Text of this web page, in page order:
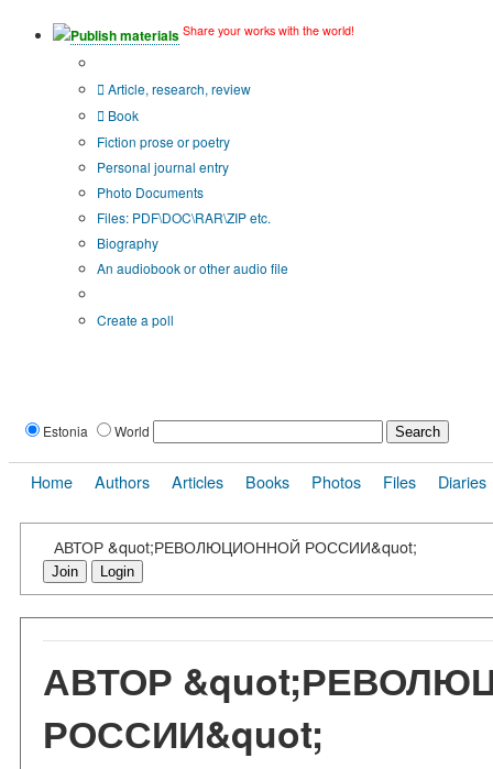
Publish materials Share your works with the world!
Article, research, review
Book
Fiction prose or poetry
Personal journal entry
Photo Documents
Files: PDF\DOC\RAR\ZIP etc.
Biography
An audiobook or other audio file
Create a poll
Estonia World
Home Authors Articles Books Photos Files Diaries
АВТОР &quot;РЕВОЛЮЦИОННОЙ РОССИИ&quot;
Join Login
АВТОР
РОССИИ&quot;